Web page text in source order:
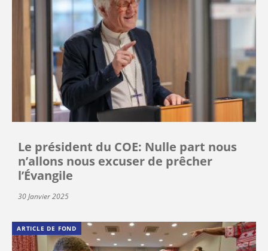
Le président du COE: Nulle part nous
n’allons nous excuser de prêcher
l’Évangile
30 Janvier 2025
ARTICLE DE FOND